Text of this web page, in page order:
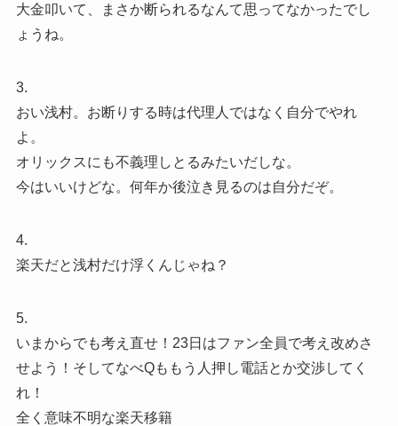
大金叩いて、まさか断られるなんて思ってなかったでし
ょうね。
3.
おい浅村。お断りする時は代理人ではなく自分でやれ
よ。
オリックスにも不義理しとるみたいだしな。
今はいいけどな。何年か後泣き見るのは自分だぞ。
4.
楽天だと浅村だけ浮くんじゃね？
5.
いまからでも考え直せ！23日はファン全員で考え改めさ
せよう！そしてなべQももう人押し電話とか交渉してく
れ！
全く意味不明な楽天移籍